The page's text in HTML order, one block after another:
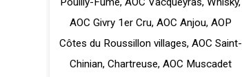
AOC Givry 1er Cru, AOC Anjou, AOP
Côtes du Roussillon villages, AOC Saint-
Chinian, Chartreuse, AOC Muscadet